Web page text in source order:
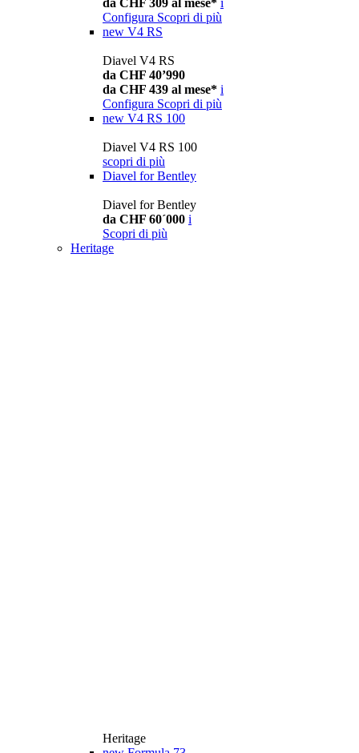
da CHF 309 al mese* i
Configura Scopri di più
new V4 RS
Diavel V4 RS
da CHF 40’990
da CHF 439 al mese* i
Configura Scopri di più
new V4 RS 100
Diavel V4 RS 100
scopri di più
Diavel for Bentley
Diavel for Bentley
da CHF 60´000 i
Scopri di più
Heritage
Heritage